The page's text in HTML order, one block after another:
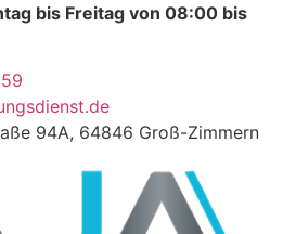
bis Freitag von 08:00 bis
94A, 64846 Groß-Zimmern